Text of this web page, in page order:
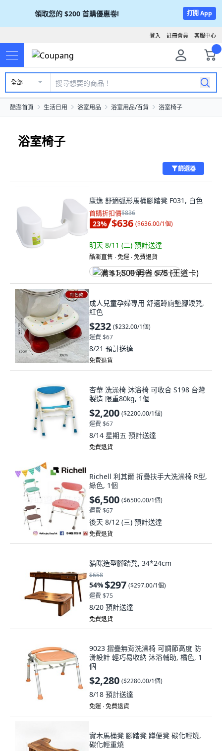
領取您的 $200 首購優惠卷! 打開 App
客服中心
註冊會員
登入
全部
酷澎首頁 生活日用 浴室用品 浴室用品/百貨 浴室椅子
浴室椅子
篩選器
康逸 舒適弧形馬桶腳踏凳 F031, 白色
首購折扣價$836
23% $636 ($636.00/1個)
明天 8/11 (二) 預計送達
酷澎直售 ∙ 免運 ∙ 免費退貨
满 $1,500 再省 $75 (王道卡)
成人兒童孕婦專用 舒適蹲廁墊腳矮凳,
紅色
$232 ($232.00/1個)
運費 $67
8/21 預計送達
免費退貨
杏華 洗澡椅 沐浴椅 可收合 S198 台灣
製造 限重80kg, 1個
$2,200 ($2200.00/1個)
運費 $67
8/14 星期五 預計送達
免費退貨
Richell 利其爾 折疊扶手大洗澡椅 R型,
綠色, 1個
$6,500 ($6500.00/1個)
運費 $67
後天 8/12 (三) 預計送達
免費退貨
貓咪造型腳踏凳, 34*24cm
$658
54%$297 ($297.00/1個)
運費 $75
8/20 預計送達
免費退貨
9023 摺疊無背洗澡椅 可調節高度 防
滑設計 輕巧易收納 沐浴輔助, 橘色, 1
個
$2,280 ($2280.00/1個)
8/18 預計送達
免運 ∙ 免費退貨
實木馬桶凳 腳踏凳 蹲便凳 碳化輕燒,
碳化輕重燒